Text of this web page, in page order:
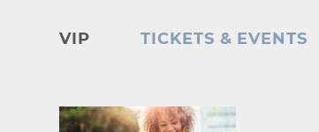
VIP TICKETS & EVENTS